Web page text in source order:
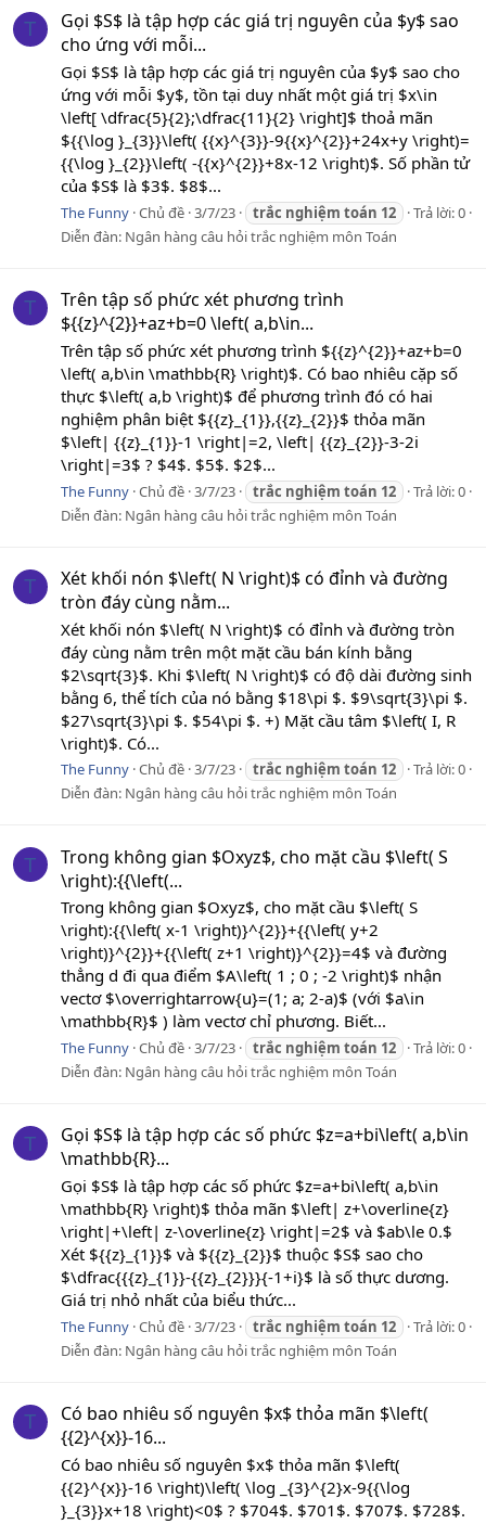
T
Gọi $S$ là tập hợp các giá trị nguyên của $y$ sao
cho ứng với mỗi...
Gọi $S$ là tập hợp các giá trị nguyên của $y$ sao cho
ứng với mỗi $y$, tồn tại duy nhất một giá trị $x\in
\left[ \dfrac{5}{2};\dfrac{11}{2} \right]$ thoả mãn
${{\log }_{3}}\left( {{x}^{3}}-9{{x}^{2}}+24x+y \right)=
{{\log }_{2}}\left( -{{x}^{2}}+8x-12 \right)$. Số phần tử
của $S$ là $3$. $8$...
The Funny Chủ đề 3/7/23 trắc nghiệm toán 12
Trả lời: 0
Diễn đàn: Ngân hàng câu hỏi trắc nghiệm môn Toán
T
Trên tập số phức xét phương trình
${{z}^{2}}+az+b=0 \left( a,b\in...
Trên tập số phức xét phương trình ${{z}^{2}}+az+b=0
\left( a,b\in \mathbb{R} \right)$. Có bao nhiêu cặp số
thực $\left( a,b \right)$ để phương trình đó có hai
nghiệm phân biệt ${{z}_{1}},{{z}_{2}}$ thỏa mãn
$\left| {{z}_{1}}-1 \right|=2, \left| {{z}_{2}}-3-2i
\right|=3$ ? $4$. $5$. $2$...
The Funny Chủ đề 3/7/23 trắc nghiệm toán 12
Trả lời: 0
Diễn đàn: Ngân hàng câu hỏi trắc nghiệm môn Toán
T
Xét khối nón $\left( N \right)$ có đỉnh và đường
tròn đáy cùng nằm...
Xét khối nón $\left( N \right)$ có đỉnh và đường tròn
đáy cùng nằm trên một mặt cầu bán kính bằng
$2\sqrt{3}$. Khi $\left( N \right)$ có độ dài đường sinh
bằng 6, thể tích của nó bằng $18\pi $. $9\sqrt{3}\pi $.
$27\sqrt{3}\pi $. $54\pi $. +) Mặt cầu tâm $\left( I, R
\right)$. Có...
The Funny Chủ đề 3/7/23 trắc nghiệm toán 12
Trả lời: 0
Diễn đàn: Ngân hàng câu hỏi trắc nghiệm môn Toán
T
Trong không gian $Oxyz$, cho mặt cầu $\left( S
\right):{{\left(...
Trong không gian $Oxyz$, cho mặt cầu $\left( S
\right):{{\left( x-1 \right)}^{2}}+{{\left( y+2
\right)}^{2}}+{{\left( z+1 \right)}^{2}}=4$ và đường
thẳng d đi qua điểm $A\left( 1 ; 0 ; -2 \right)$ nhận
vectơ $\overrightarrow{u}=(1; a; 2-a)$ (với $a\in
\mathbb{R}$ ) làm vectơ chỉ phương. Biết...
The Funny Chủ đề 3/7/23 trắc nghiệm toán 12
Trả lời: 0
Diễn đàn: Ngân hàng câu hỏi trắc nghiệm môn Toán
T
Gọi $S$ là tập hợp các số phức $z=a+bi\left( a,b\in
\mathbb{R}...
Gọi $S$ là tập hợp các số phức $z=a+bi\left( a,b\in
\mathbb{R} \right)$ thỏa mãn $\left| z+\overline{z}
\right|+\left| z-\overline{z} \right|=2$ và $ab\le 0.$
Xét ${{z}_{1}}$ và ${{z}_{2}}$ thuộc $S$ sao cho
$\dfrac{{{z}_{1}}-{{z}_{2}}}{-1+i}$ là số thực dương.
Giá trị nhỏ nhất của biểu thức...
The Funny Chủ đề 3/7/23 trắc nghiệm toán 12
Trả lời: 0
Diễn đàn: Ngân hàng câu hỏi trắc nghiệm môn Toán
T
Có bao nhiêu số nguyên $x$ thỏa mãn $\left(
{{2}^{x}}-16...
Có bao nhiêu số nguyên $x$ thỏa mãn $\left(
{{2}^{x}}-16 \right)\left( \log _{3}^{2}x-9{{\log
}_{3}}x+18 \right)<0$ ? $704$. $701$. $707$. $728$.